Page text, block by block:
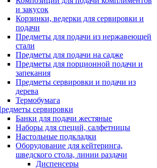
и закусок
Корзинки, ведерки для сервировки и
подачи
Предметы для подачи из нержавеющей
стали
Предметы для подачи на садже
Предметы для порционной подачи и
запекания
Предметы сервировки и подачи из
дерева
Термобумага
сервировки
Банки для подачи жестяные
Наборы для специй, салфетницы
Настольные подкладки
Оборудование для кейтеринга,
шведского стола, линии раздачи
Диспенсеры